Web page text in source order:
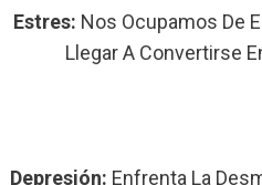
Estres: Nos Ocupamos De
Llegar A Convertirse
Depresión: Enfrenta La